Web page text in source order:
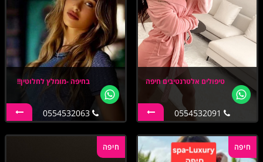
טיפולים אלטרנטיבים חיפה בחיפה -מומלץ לחלוטין!!
0554532063
חיפה חיפה